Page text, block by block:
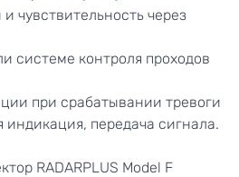
чувствительность через
системе контроля проходов
при срабатывании тревоги
индикация, передача сигнала.
RADARPLUS Model F